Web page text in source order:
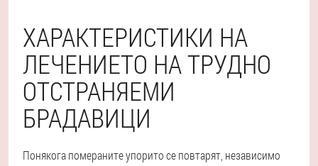
ХАРАКТЕРИСТИКИ НА
ЛЕЧЕНИЕТО НА ТРУДНО
ОТСТРАНЯЕМИ
БРАДАВИЦИ
Понякога помераните упорито се повтарят, независимо